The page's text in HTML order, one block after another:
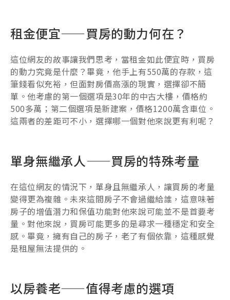
租金便宜——買房的動力何在？
這位網友的故事讓我們思考，當租金如此便宜時，買房
的動力究竟是什麼？畢竟，他手上有550萬的存款，這
筆錢看似充裕，但面對房價高漲的現實，選擇卻不簡
單。他考慮的第一個選項是30年的中古大樓，價格約
500多萬；第二個選項是新建案，價格1200萬含車位。
這兩者的差距可不小，選擇哪一個對他來說更有利呢？
單身無繼承人——買房的特殊考量
在這位網友的情況下，單身且無繼承人，讓買房的考量
變得更為複雜。未來這間房子不會過繼給誰，這意味著
房子的增值潛力和保值功能對他來說可能並不是首要考
量。對他來說，買房可能更多的是尋求一種穩定和安全
感。畢竟，擁有自己的房子，老了有個依靠，這種感覺
是租屋無法提供的。
以房養老——值得考慮的選項